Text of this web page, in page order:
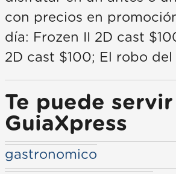
con precios en
día: Frozen II 2D cast
2D cast $100; El robo del
Te puede
GuiaXpress
gastronomico